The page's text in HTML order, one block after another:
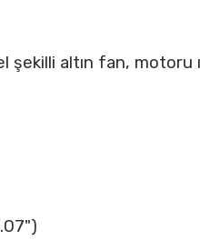
şekilli altın fan, motoru